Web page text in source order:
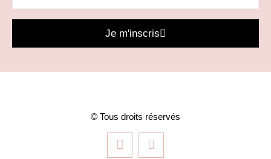
Je m'inscris
© Tous droits réservés